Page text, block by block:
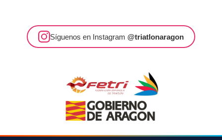
Síguenos en Instagram @triatlonaragon